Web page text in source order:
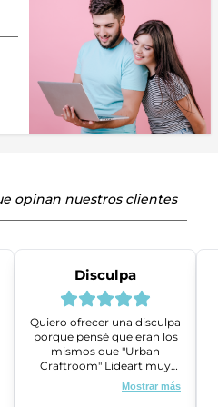
opinan nuestros clientes
Disculpa
Quiero ofrecer una disculpa
porque pensé que eran los
mismos que "Urban
Craftroom" Lideart muy
amables me ayudaron a
gestionar un problema que
Mostrar más